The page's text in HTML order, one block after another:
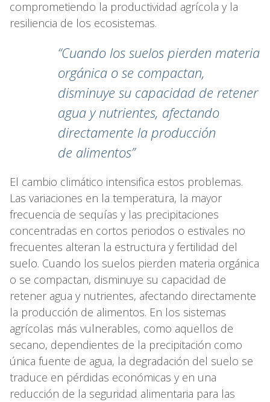
comprometiendo la productividad agrícola y la
resiliencia de los ecosistemas.
“Cuando los suelos pierden materia
orgánica o se compactan,
disminuye su capacidad de retener
agua y nutrientes, afectando
directamente la producción
de alimentos”
El cambio climático intensifica estos problemas.
Las variaciones en la temperatura, la mayor
frecuencia de sequías y las precipitaciones
concentradas en cortos periodos o estivales no
frecuentes alteran la estructura y fertilidad del
suelo. Cuando los suelos pierden materia orgánica
o se compactan, disminuye su capacidad de
retener agua y nutrientes, afectando directamente
la producción de alimentos. En los sistemas
agrícolas más vulnerables, como aquellos de
secano, dependientes de la precipitación como
única fuente de agua, la degradación del suelo se
traduce en pérdidas económicas y en una
reducción de la seguridad alimentaria para las